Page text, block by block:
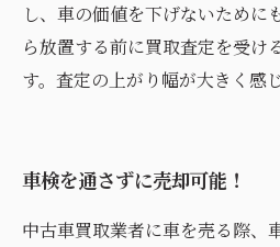
し、車の価値を下げないために
ら放置する前に買取査定を受け
す。査定の上がり幅が大きく感
車検を通さずに売却可能！
中古車買取業者に車を売る際、